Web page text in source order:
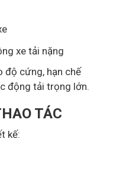
xe tải nặng
độ cứng, hạn chế
động tải trọng lớn.
TÁC
kế: